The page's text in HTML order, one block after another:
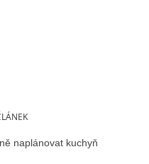
naplánovat kuchyň